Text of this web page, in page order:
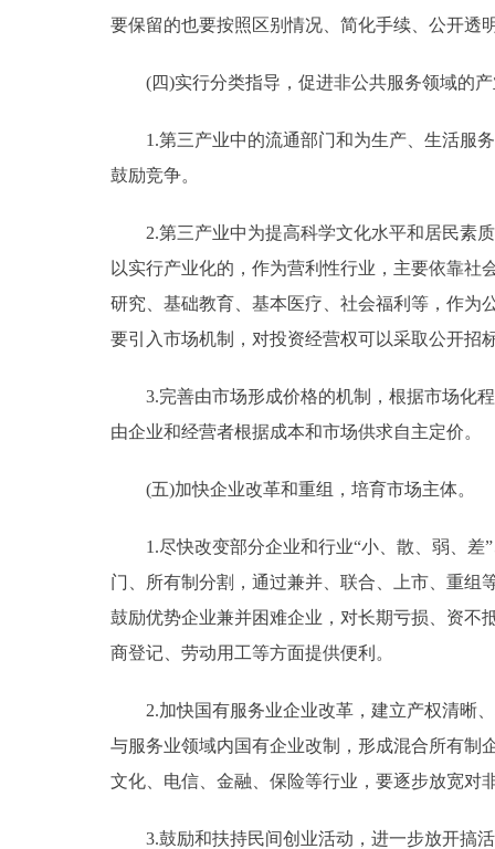
要保留的也要按照区别情况、简化手续、公开透
(四)实行分类指导，促进非公共服务领域的产
1.第三产业中的流通部门和为生产、生活服务
鼓励竞争。
2.第三产业中为提高科学文化水平和居民素质
以实行产业化的，作为营利性行业，主要依靠
研究、基础教育、基本医疗、社会福利等，作为
要引入市场机制，对投资经营权可以采取公开招
3.完善由市场形成价格的机制，根据市场化程
由企业和经营者根据成本和市场供求自主定价。
(五)加快企业改革和重组，培育市场主体。
1.尽快改变部分企业和行业“小、散、弱、差”
门、所有制分割，通过兼并、联合、上市、重组
鼓励优势企业兼并困难企业，对长期亏损、资不
商登记、劳动用工等方面提供便利。
2.加快国有服务业企业改革，建立产权清晰、
与服务业领域内国有企业改制，形成混合所有制
文化、电信、金融、保险等行业，要逐步放宽对
3.鼓励和扶持民间创业活动，进一步放开搞活